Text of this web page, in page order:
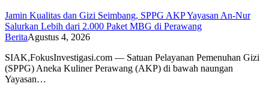
Jamin Kualitas dan Gizi Seimbang, SPPG AKP Yayasan An-Nur
Salurkan Lebih dari 2.000 Paket MBG di Perawang
BeritaAgustus 4, 2026
SIAK,FokusInvestigasi.com — Satuan Pelayanan Pemenuhan Gizi
(SPPG) Aneka Kuliner Perawang (AKP) di bawah naungan
Yayasan…